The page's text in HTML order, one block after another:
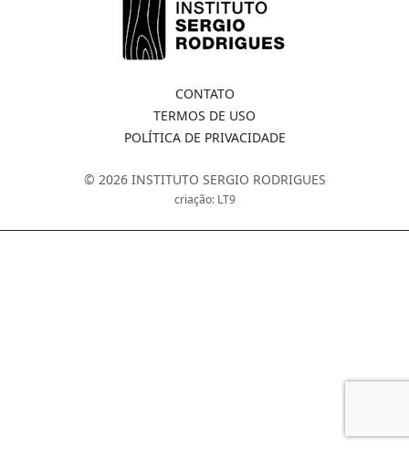
CONTATO
TERMOS DE USO
POLÍTICA DE PRIVACIDADE
© 2026 INSTITUTO SERGIO RODRIGUES
criação: LT9